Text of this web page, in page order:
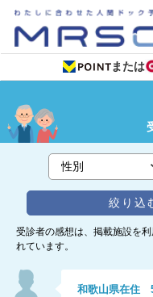
または
絞り込
受診者の感想は、掲載施設を
れています。
和歌山県在住